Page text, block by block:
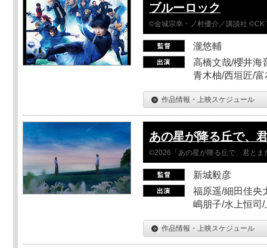
ブルーロック
©金城宗幸・ノ村優介／講談社 ©CK
瀧悠輔
高橋文哉/櫻井海
青木柚/西垣匠/
作品情報・上映スケジュール
あの星が降る丘で、
©2026「あの星が降る丘で、君とま
新城毅彦
福原遥/細田佳央
嶋朋子/水上恒司
作品情報・上映スケジュール